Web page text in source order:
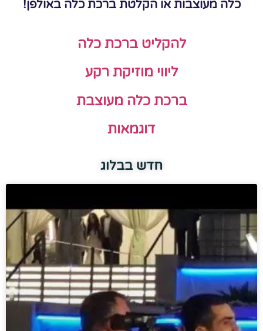
כלה מעוצבות או הקלטת ברכת כלה באולפן!
להקליט ברכת כלה
ליווי מוזיקת רקע
ברכת כלה מעוצבת
דוגמאות
חדש בבלוג